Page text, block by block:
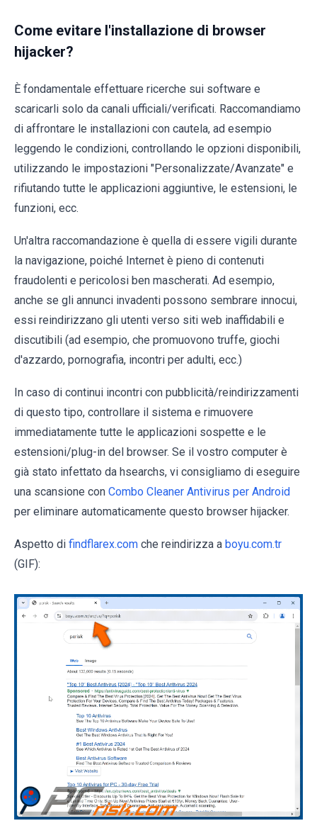
Come evitare l'installazione di browser
hijacker?
È fondamentale effettuare ricerche sui software e
scaricarli solo da canali ufficiali/verificati. Raccomandiamo
di affrontare le installazioni con cautela, ad esempio
leggendo le condizioni, controllando le opzioni disponibili,
utilizzando le impostazioni "Personalizzate/Avanzate" e
rifiutando tutte le applicazioni aggiuntive, le estensioni, le
funzioni, ecc.
Un'altra raccomandazione è quella di essere vigili durante
la navigazione, poiché Internet è pieno di contenuti
fraudolenti e pericolosi ben mascherati. Ad esempio,
anche se gli annunci invadenti possono sembrare innocui,
essi reindirizzano gli utenti verso siti web inaffidabili e
discutibili (ad esempio, che promuovono truffe, giochi
d'azzardo, pornografia, incontri per adulti, ecc.)
In caso di continui incontri con pubblicità/reindirizzamenti
di questo tipo, controllare il sistema e rimuovere
immediatamente tutte le applicazioni sospette e le
estensioni/plug-in del browser. Se il vostro computer è
già stato infettato da hsearchs, vi consigliamo di eseguire
una scansione con Combo Cleaner Antivirus per Android
per eliminare automaticamente questo browser hijacker.
Aspetto di findflarex.com che reindirizza a boyu.com.tr
(GIF):